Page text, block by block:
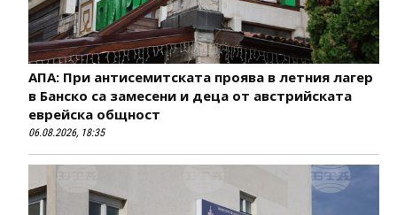
АПА: При антисемитската проява в летния лагер
в Банско са замесени и деца от австрийската
еврейска общност
06.08.2026, 18:35